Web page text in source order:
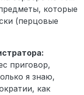
которые
(перцовые
приговор,
я знаю,
как